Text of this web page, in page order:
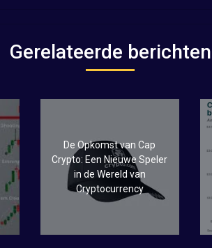
Gerelateerde berichten
De Opkomst van Cap
Crypto: Een Nieuwe Speler
in de Wereld van
Cryptocurrency